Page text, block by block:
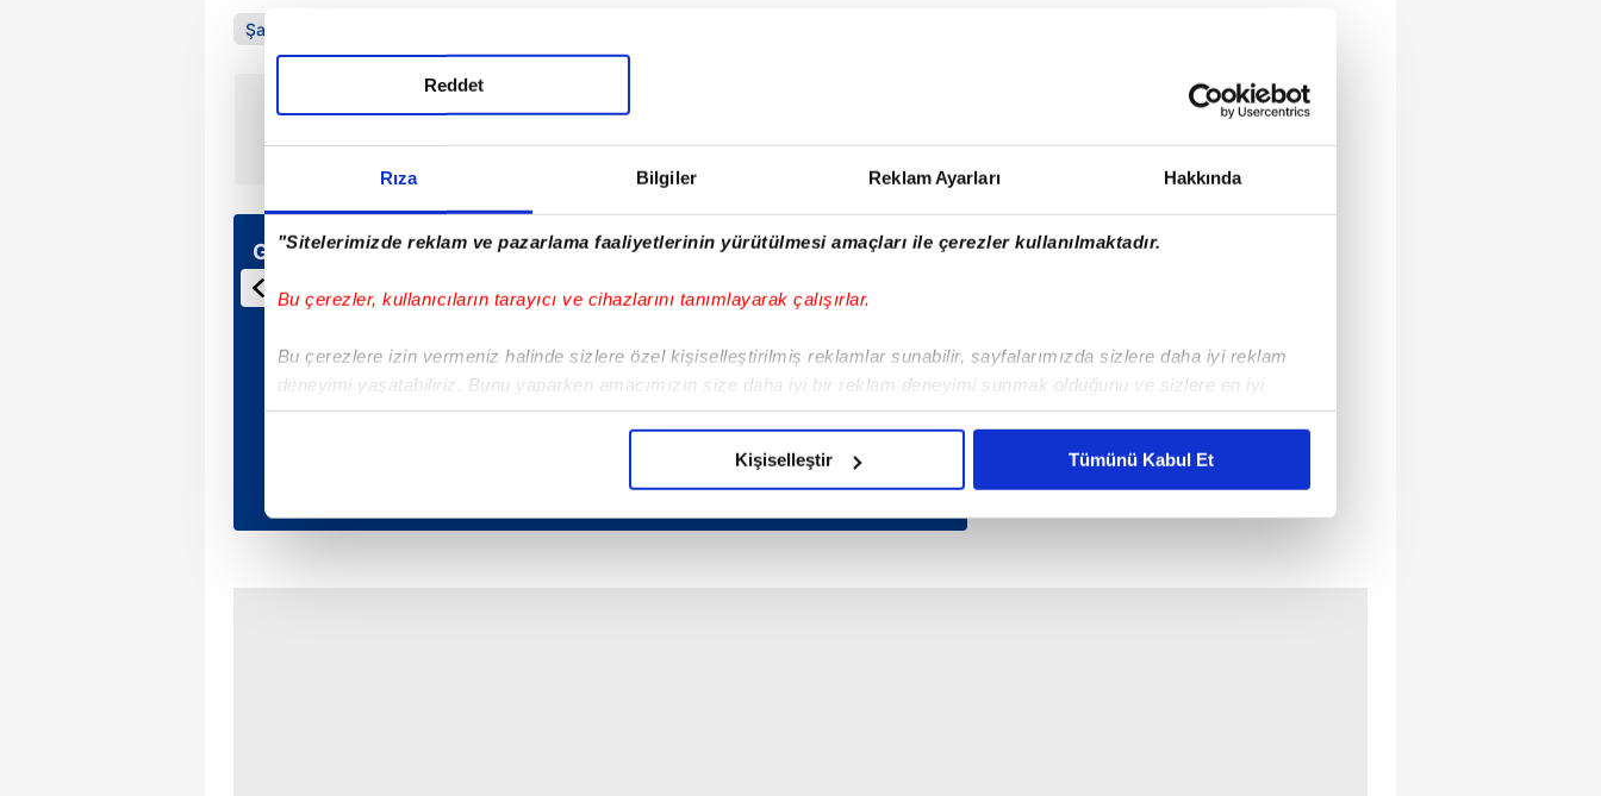
Rıza Bilgiler Reklam Ayarları Hakkında
"Sitelerimizde reklam ve pazarlama faaliyetlerinin yürütülmesi amaçları ile çerezler kullanılmaktadır.
Bu çerezler, kullanıcıların tarayıcı ve cihazlarını tanımlayarak çalışırlar.
Bu çerezlere izin vermeniz halinde sizlere özel kişiselleştirilmiş reklamlar sunabilir, sayfalarımızda sizlere daha iyi reklam
deneyimi yaşatabiliriz. Bunu yaparken amacımızın size daha iyi bir reklam deneyimi sunmak olduğunu ve sizlere en iyi
içerikleri sunabilmek adına elimizden gelen çabayı gösterdiğimizi ve bu noktada, reklamların maliyetlerimizi karşılamak
Reddet
Kişiselleştir Tümünü Kabul Et
Şanlıurfa
aldı
Günün Manşetleri Tüm Manşetler